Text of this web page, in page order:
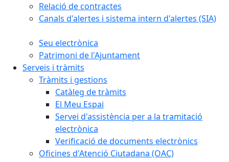
Relació de contractes
Canals d'alertes i sistema intern d'alertes (SIA)
Seu electrònica
Patrimoni de l'Ajuntament
Serveis i tràmits
Tràmits i gestions
Catàleg de tràmits
El Meu Espai
Servei d'assistència per a la tramitació
electrònica
Verificació de documents electrònics
Oficines d'Atenció Ciutadana (OAC)